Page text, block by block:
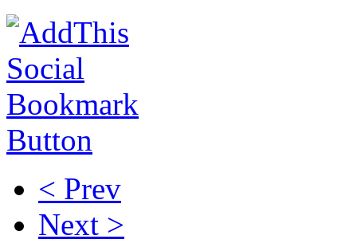
< Prev
Next >